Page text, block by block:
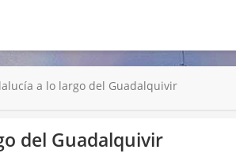
a lo largo del Guadalquivir
del Guadalquivir